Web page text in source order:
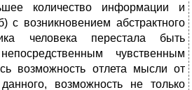
количество информации и
с возникновением абстрактного
человека перестала быть
чувственным
возможность отлета мысли от
возможность не только